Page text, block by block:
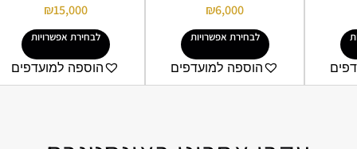
₪6,000
לבחירת אפשרויות
הוספה למועדפים
₪15,000
לבחירת אפשרויות
הוספה למועדפים